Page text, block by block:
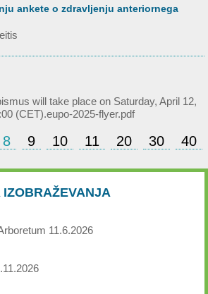
ankete o zdravljenju anteriornega
will take place on Saturday, April 12,
(CET).eupo-2025-flyer.pdf
8 9 10 11 20 30 40
11.6.2026